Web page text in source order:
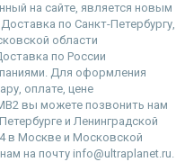
на сайте, является новым
по Санкт-Петербургу,
области
по России
Для оформления
оплате, цене
вы можете позвонить нам
и Ленинградской
в Москве и Московской
на почту info@ultraplanet.ru.